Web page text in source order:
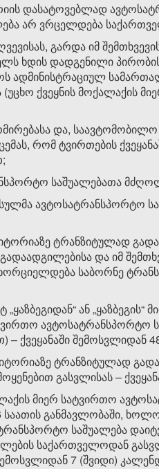
დასატოვებლად
არ ვრცელდება
გარდა იმ
ხდის დადგენილი
ადმინისტრაციულ
(უცხო ქვეყნის
და, საავტომობილო
რომ ტვირთების
საშუალებათა
ავტოსატრანსპორტო
ტრანზიტულად
გადაადგილებისა და იმ
საბორნე
„ყაზბეგიდან“ ან
– ქვეყანაში შემოსვლიდან
ტრანზიტულად
გასვლისას –
მიერ სატვირთო
საათის განმავლობაში,
საშუალება
საქართველოდან
შემოსვლიდან 7 (შვიდი)